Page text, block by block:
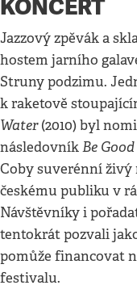
KONCERT
Jazzový zpěvák a
hostem jarního
Struny podzimu.
k raketově
Water(2010) byl
následovníkBe Good
Coby suverénní živý
českému publiku v
Návštěvníky i
tentokrát pozvali
pomůže financovat
festivalu.